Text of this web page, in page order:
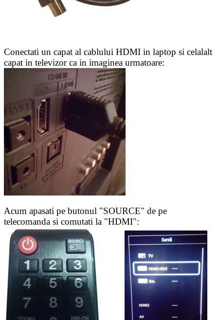
Conectati un capat al cablului HDMI in laptop si celalalt
capat in televizor ca in imaginea urmatoare:
Acum apasati pe butonul "SOURCE" de pe
telecomanda si comutati la "HDMI":